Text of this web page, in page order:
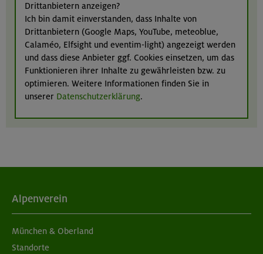
Drittanbietern anzeigen?
Ich bin damit einverstanden, dass Inhalte von
Drittanbietern (Google Maps, YouTube, meteoblue,
Calaméo, Elfsight und eventim-light) angezeigt werden
und dass diese Anbieter ggf. Cookies einsetzen, um das
Funktionieren ihrer Inhalte zu gewährleisten bzw. zu
optimieren. Weitere Informationen finden Sie in
unserer Datenschutzerklärung.
Alpenverein
München & Oberland
Standorte